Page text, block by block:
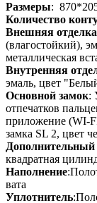
Размеры:
Количество
Внешняя отделка
(влагостойкий),
металлическая
Внутренняя
эмаль, цвет
Основной замок:
отпечатков
приложение (WI-
замка SL 2, цвет
Дополнительный
квадратная
Наполнение
вата
Уплотнитель